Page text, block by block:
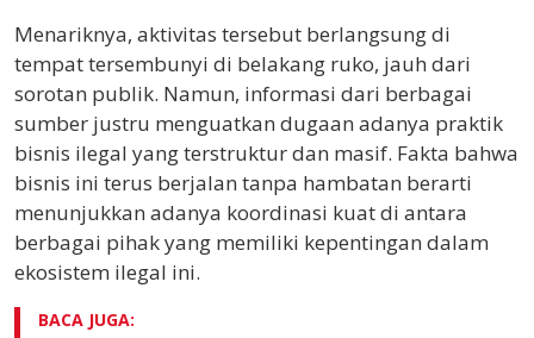
Menariknya, aktivitas tersebut berlangsung di
tempat tersembunyi di belakang ruko, jauh dari
sorotan publik. Namun, informasi dari berbagai
sumber justru menguatkan dugaan adanya praktik
bisnis ilegal yang terstruktur dan masif. Fakta bahwa
bisnis ini terus berjalan tanpa hambatan berarti
menunjukkan adanya koordinasi kuat di antara
berbagai pihak yang memiliki kepentingan dalam
ekosistem ilegal ini.
BACA JUGA: